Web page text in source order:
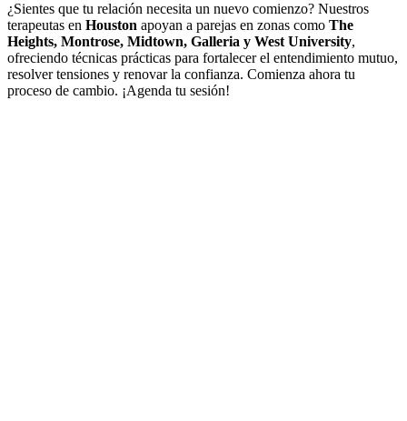
¿Sientes que tu relación necesita un nuevo comienzo? Nuestros
terapeutas en Houston apoyan a parejas en zonas como The
Heights, Montrose, Midtown, Galleria y West University,
ofreciendo técnicas prácticas para fortalecer el entendimiento mutuo,
resolver tensiones y renovar la confianza. Comienza ahora tu
proceso de cambio. ¡Agenda tu sesión!